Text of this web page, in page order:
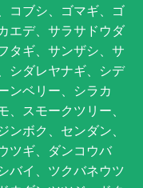
コブシ、ゴマギ、ゴ
エデ、サラサドウダ
タギ、サンザシ、サ
シダレヤナギ、シデ
ンベリー、シラカ
スモークツリー、
ボク、センダン、
ツギ、ダンコウバ
バイ、ツクバネウツ